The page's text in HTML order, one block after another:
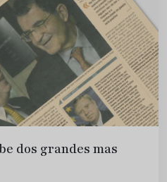
dos grandes mas